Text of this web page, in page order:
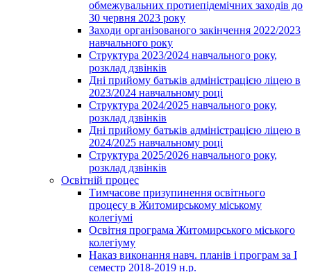
обмежувальних протиепідемічних заходів до
30 червня 2023 року
Заходи організованого закінчення 2022/2023
навчального року
Структура 2023/2024 навчального року,
розклад дзвінків
Дні прийому батьків адміністрацією ліцею в
2023/2024 навчальному році
Структура 2024/2025 навчального року,
розклад дзвінків
Дні прийому батьків адміністрацією ліцею в
2024/2025 навчальному році
Структура 2025/2026 навчального року,
розклад дзвінків
Освітній процес
Тимчасове призупинення освітнього
процесу в Житомирському міському
колегіумі
Освітня програма Житомирського міського
колегіуму
Наказ виконання навч. планів і програм за І
семестр 2018-2019 н.р.